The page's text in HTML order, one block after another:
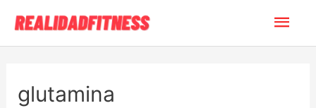
glutamina